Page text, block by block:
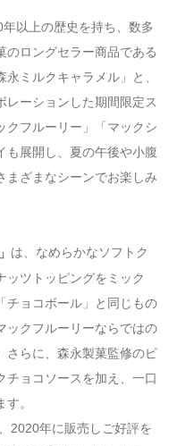
以上の歴史を持ち、数多
のロングセラー商品である
永ミルクキャラメル」と、
レーションした期間限定ス
クフルーリー」「マックシ
も展開し、夏の午後や小腹
まざまなシーンでお楽しみ
は、なめらかなソフトク
ッツトッピングをミック
チョコボール」と同じもの
ックフルーリーならではの
さらに、森永製菓監修のピ
チョコソースを加え、一口
。
2020年に販売しご好評を